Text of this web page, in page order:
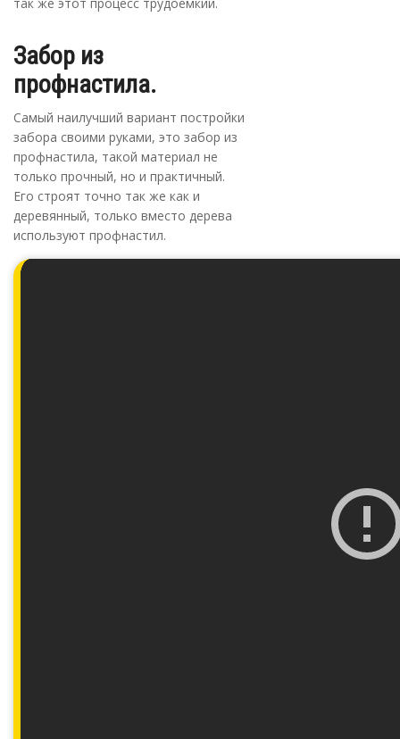
Забор из
профнастила.
Самый наилучший вариант постройки
забора своими руками, это забор из
профнастила, такой материал не
только прочный, но и практичный.
Его строят точно так же как и
деревянный, только вместо дерева
используют профнастил.